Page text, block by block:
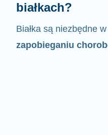
białkach?
Białka są niezbędne w
zapobieganiu